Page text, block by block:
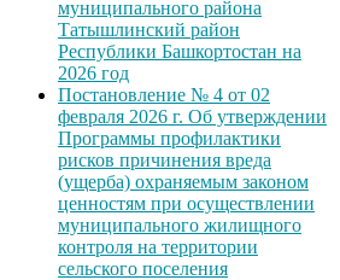
муниципального района
Татышлинский район
Республики Башкортостан на
2026 год
Постановление № 4 от 02
февраля 2026 г. Об утверждении
Программы профилактики
рисков причинения вреда
(ущерба) охраняемым законом
ценностям при осуществлении
муниципального жилищного
контроля на территории
сельского поселения